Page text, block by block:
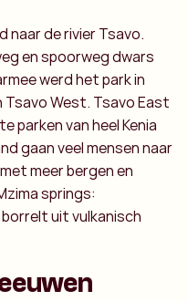
naar de rivier Tsavo.
en spoorweg dwars
werd het park in
West. Tsavo East
parken van heel Kenia
gaan veel mensen naar
meer bergen en
springs:
uit vulkanisch